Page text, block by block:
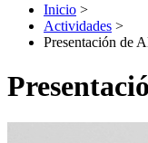
Inicio >
Actividades >
Presentación de